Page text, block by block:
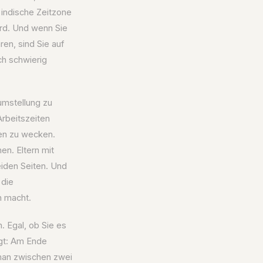
Zeitzone
Und wenn Sie
sind Sie auf
schwierig
zu
zu wecken.
Eltern mit
Seiten. Und
macht.
Egal, ob Sie es
Am Ende
zwischen zwei